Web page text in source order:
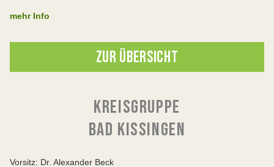
mehr Info
ZUR ÜBERSICHT
KREISGRUPPE
BAD KISSINGEN
Vorsitz: Dr. Alexander Beck